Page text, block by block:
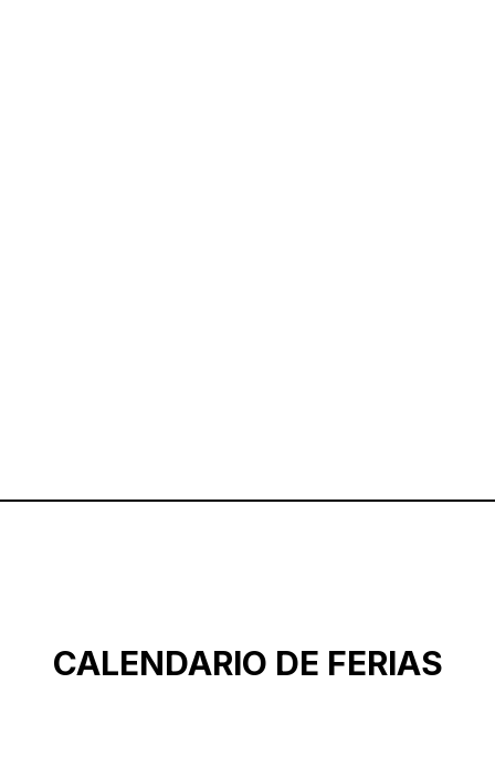
CALENDARIO DE FERIAS